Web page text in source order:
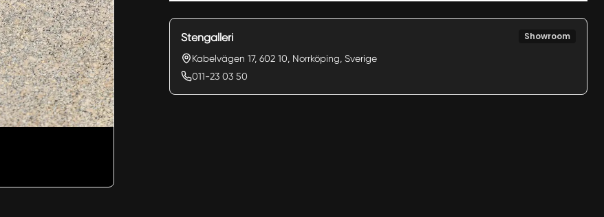
Stengalleri Showroom
Kabelvägen 17, 602 10, Norrköping, Sverige
011-23 03 50